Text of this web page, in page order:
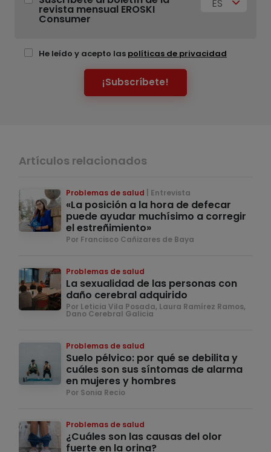
revista mensual EROSKI
Consumer
ES
He leído y acepto las políticas de privacidad
¡Subscríbete!
Artículos relacionados
Problemas de salud Entrevista
«La posición a la hora de defecar
puede ayudar muchísimo a corregir
el estreñimiento»
Por Francisco Cañizares de Baya
Problemas de salud
La sexualidad de las personas con
daño cerebral adquirido
Por Leticia Vila Posada, Laura Ramírez Ramos,
Dano Cerebral Galicia
Problemas de salud
Suelo pélvico: por qué se debilita y
cuáles son sus síntomas de alarma
en mujeres y hombres
Por Sonia Recio
Problemas de salud
¿Cuáles son las causas del olor
fuerte en la orina?